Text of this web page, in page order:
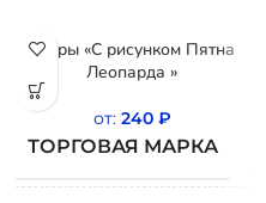
BELBAL
Шары «С рисунком Пятна
Леопарда »
от: 240 ₽
ТОРГОВАЯ МАРКА